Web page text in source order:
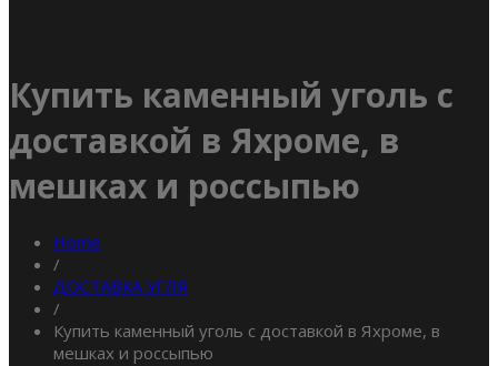
Купить каменный уголь с
доставкой в Яхроме, в
мешках и россыпью
Home
/
ДОСТАВКА УГЛЯ
/
Купить каменный уголь с доставкой в Яхроме, в
мешках и россыпью